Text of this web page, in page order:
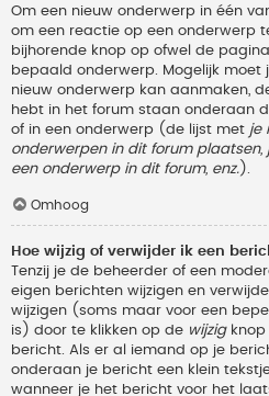
Om een nieuw onderwerp in één
om een reactie op een onderwerp
bijhorende knop op ofwel de
bepaald onderwerp. Mogelijk moet
nieuw onderwerp kan aanmaken,
hebt in het forum staan onderaan
of in een onderwerp (de lijst met je
onderwerpen in dit forum
een onderwerp in dit forum, enz. ).
Omhoog
Hoe wijzig of verwijder ik een
Tenzij je de beheerder of een
eigen berichten wijzigen en
wijzigen (soms maar voor een
is) door te klikken op de wijzigknop
bericht. Als er al iemand op je
onderaan je bericht een klein
wanneer je het bericht voor het